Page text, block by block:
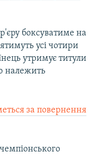
боксуватиме на
усі чотири
утримує титули
належить
за повернення